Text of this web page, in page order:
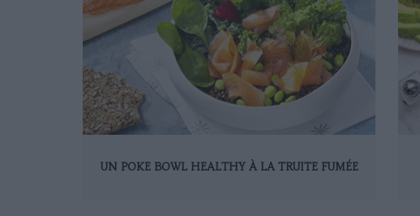
UN POKE BOWL HEALTHY À LA TRUITE FUMÉE